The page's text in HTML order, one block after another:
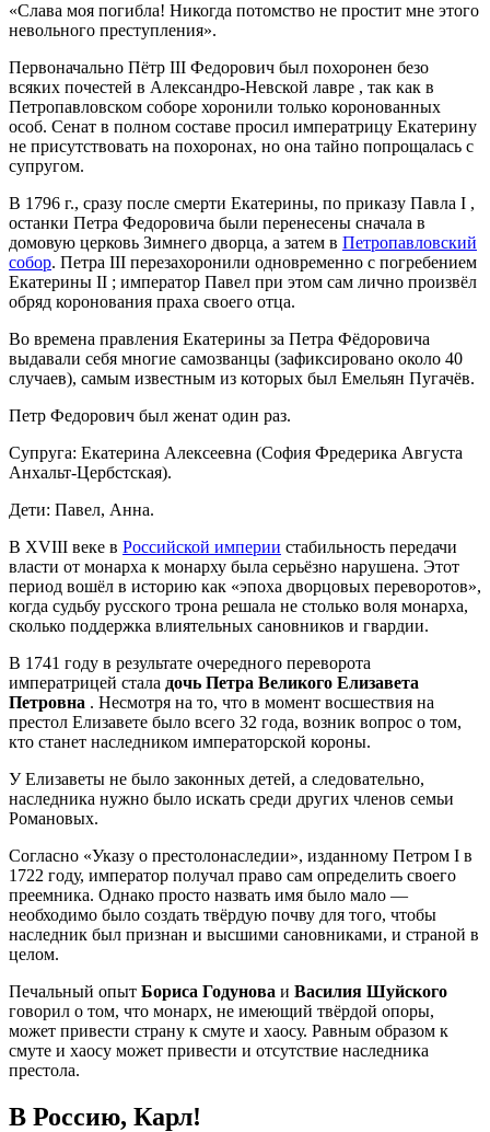
«Слава моя погибла! Никогда потомство не простит мне этого
невольного преступления».
Первоначально Пётр III Федорович был похоронен безо
всяких почестей в Александро-Невской лавре , так как в
Петропавловском соборе хоронили только коронованных
особ. Сенат в полном составе просил императрицу Екатерину
не присутствовать на похоронах, но она тайно попрощалась с
супругом.
В 1796 г., сразу после смерти Екатерины, по приказу Павла I ,
останки Петра Федоровича были перенесены сначала в
домовую церковь Зимнего дворца, а затем в Петропавловский
собор. Петра III перезахоронили одновременно с погребением
Екатерины II ; император Павел при этом сам лично произвёл
обряд коронования праха своего отца.
Во времена правления Екатерины за Петра Фёдоровича
выдавали себя многие самозванцы (зафиксировано около 40
случаев), самым известным из которых был Емельян Пугачёв.
Петр Федорович был женат один раз.
Супруга: Екатерина Алексеевна (София Фредерика Августа
Анхальт-Цербстская).
Дети: Павел, Анна.
В XVIII веке в Российской империи стабильность передачи
власти от монарха к монарху была серьёзно нарушена. Этот
период вошёл в историю как «эпоха дворцовых переворотов»,
когда судьбу русского трона решала не столько воля монарха,
сколько поддержка влиятельных сановников и гвардии.
В 1741 году в результате очередного переворота
императрицей стала дочь Петра Великого Елизавета
Петровна . Несмотря на то, что в момент восшествия на
престол Елизавете было всего 32 года, возник вопрос о том,
кто станет наследником императорской короны.
У Елизаветы не было законных детей, а следовательно,
наследника нужно было искать среди других членов семьи
Романовых.
Согласно «Указу о престолонаследии», изданному Петром I в
1722 году, император получал право сам определить своего
преемника. Однако просто назвать имя было мало —
необходимо было создать твёрдую почву для того, чтобы
наследник был признан и высшими сановниками, и страной в
целом.
Печальный опыт Бориса Годунова и Василия Шуйского
говорил о том, что монарх, не имеющий твёрдой опоры,
может привести страну к смуте и хаосу. Равным образом к
смуте и хаосу может привести и отсутствие наследника
престола.
В Россию, Карл!